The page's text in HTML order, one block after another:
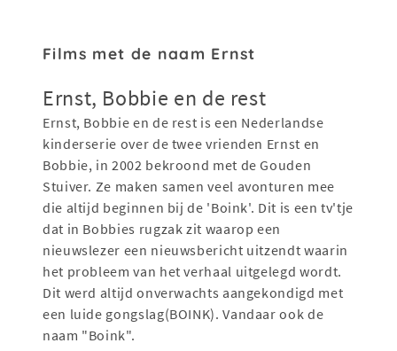
Films met de naam Ernst
Ernst, Bobbie en de rest
Ernst, Bobbie en de rest is een Nederlandse
kinderserie over de twee vrienden Ernst en
Bobbie, in 2002 bekroond met de Gouden
Stuiver. Ze maken samen veel avonturen mee
die altijd beginnen bij de 'Boink'. Dit is een tv'tje
dat in Bobbies rugzak zit waarop een
nieuwslezer een nieuwsbericht uitzendt waarin
het probleem van het verhaal uitgelegd wordt.
Dit werd altijd onverwachts aangekondigd met
een luide gongslag(BOINK). Vandaar ook de
naam "Boink".